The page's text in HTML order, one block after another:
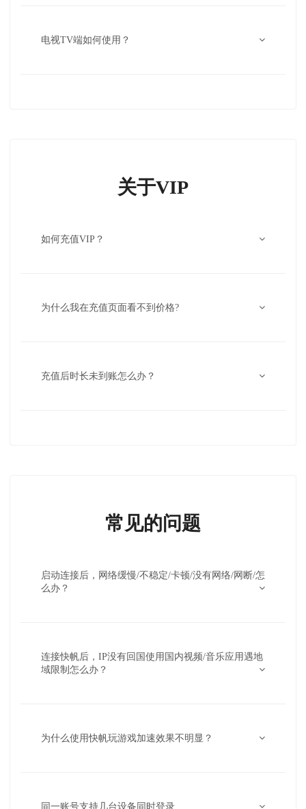
电视TV端如何使用？
关于VIP
如何充值VIP？
为什么我在充值页面看不到价格?
充值后时长未到账怎么办？
常见的问题
启动连接后，网络缓慢/不稳定/卡顿/没有网络/网断/怎
么办？
连接快帆后，IP没有回国使用国内视频/音乐应用遇地
域限制怎么办？
为什么使用快帆玩游戏加速效果不明显？
同一账号支持几台设备同时登录